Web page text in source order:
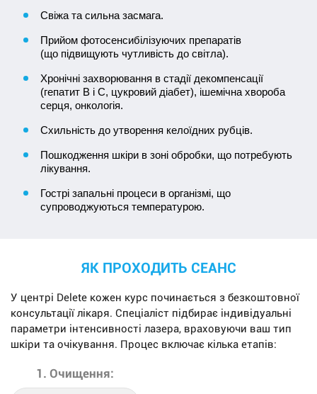
Свіжа та сильна засмага.
Прийом фотосенсибілізуючих препаратів
(що підвищують чутливість до світла).
Хронічні захворювання в стадії декомпенсації
(гепатит B і C, цукровий діабет), ішемічна хвороба
серця, онкологія.
Схильність до утворення келоїдних рубців.
Пошкодження шкіри в зоні обробки, що потребують
лікування.
Гострі запальні процеси в організмі, що
супроводжуються температурою.
ЯК ПРОХОДИТЬ СЕАНС
У центрі Delete кожен курс починається з безкоштовної
консультації лікаря. Спеціаліст підбирає індивідуальні
параметри інтенсивності лазера, враховуючи ваш тип
шкіри та очікування. Процес включає кілька етапів:
1. Очищення: